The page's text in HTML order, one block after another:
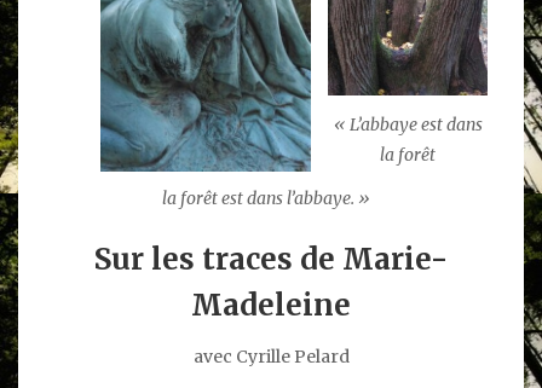
« L’abbaye est dans
la forêt
la forêt est dans l’abbaye. »
Sur les traces de Marie-
Madeleine
avec Cyrille Pelard